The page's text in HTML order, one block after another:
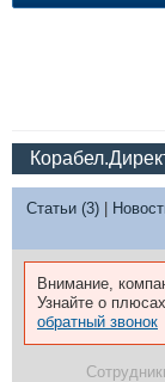
Конференции
Статьи (3)
Внимание,
Узнайте о плюсах
обратный звонок